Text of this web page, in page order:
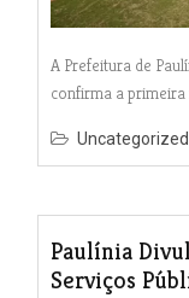
A Prefeitura de
confirma a
Uncategorized
Paulínia
Serviços